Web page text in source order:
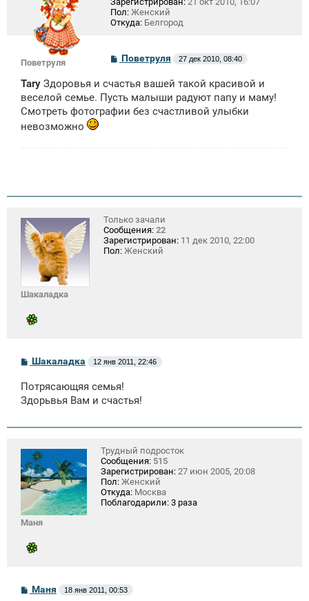
Поветруля
Пол: Женский
Откуда: Белгород
С
б
щ
н
Поветруля 27 дек 2010, 08:40
Tary Здоровья и счастья вашей такой красивой и
веселой семье. Пусть малыши радуют папу и маму!
Смотреть фотографии без счастливой улыбки
невозможно
Шакаладка
Только зачали
Сообщения: 22
Зарегистрирован: 11 дек 2010, 22:00
Пол: Женский
С
б
щ
е
и
Шакаладка 12 янв 2011, 22:46
Потрясающяя семья!
Здорьвья Вам и счастья!
Маня
Трудный подросток
Сообщения: 515
Зарегистрирован: 27 июн 2005, 20:08
Пол: Женский
Откуда: Москва
Поблагодарили: 3 раза
СМаня 18 янв 2011, 00:53